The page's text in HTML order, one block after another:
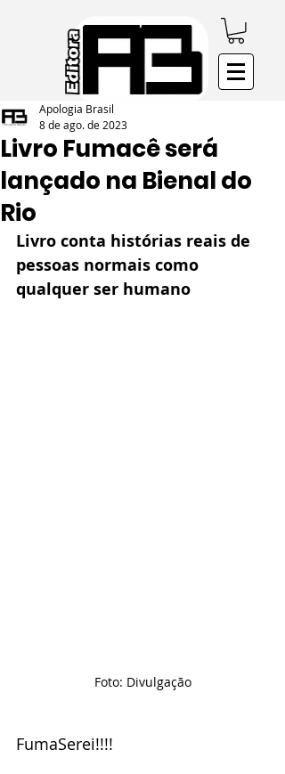
Livro Fumacê será
lançado na Bienal do
Rio
Apologia Brasil
8 de ago. de 2023
Livro conta histórias reais de
pessoas normais como
qualquer ser humano
Foto: Divulgação
FumaSerei!!!!